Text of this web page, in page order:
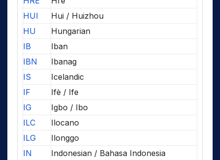
HUI
Hui / Huizhou
HU
Hungarian
IB
Iban
IBN
Ibanag
IS
Icelandic
IF
Ifè / Ife
IG
Igbo / Ibo
ILC
Ilocano
ILG
Ilonggo
IN
Indonesian / Bahasa Indonesia